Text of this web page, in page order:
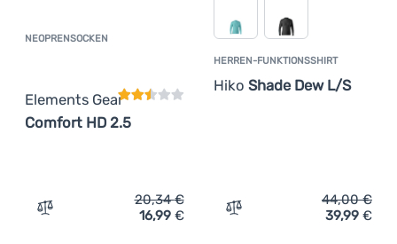
NEOPRENSOCKEN
Elements Gear
Comfort HD 2.5
Kundenbewertung
Zum Vergleich 'Neoprensocken Elements Gear Comfort
20,34€
16,99 €
HERREN-FUNKTIONSSHIRT
Hiko Shade Dew L/S
Zum Vergleich 'Herren-
44,00€
39,99 €